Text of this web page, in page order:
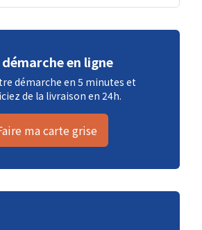
démarche en ligne
démarche en 5 minutes et
de la livraison en 24h.
ma carte grise